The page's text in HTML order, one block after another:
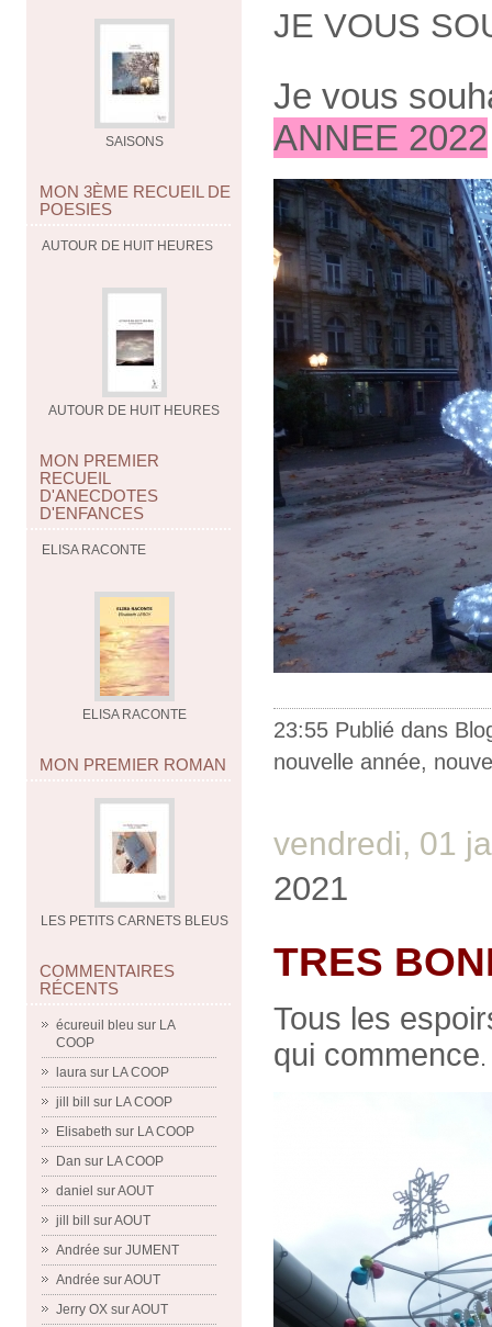
SAISONS
MON 3ÈME RECUEIL DE
POESIES
AUTOUR DE HUIT HEURES
AUTOUR DE HUIT HEURES
MON PREMIER
RECUEIL
D'ANECDOTES
D'ENFANCES
ELISA RACONTE
ELISA RACONTE
MON PREMIER ROMAN
LES PETITS CARNETS BLEUS
COMMENTAIRES
RÉCENTS
écureuil bleu sur LA
COOP
laura sur LA COOP
jill bill
sur LA COOP
Elisabeth sur LA COOP
Dan sur LA COOP
daniel surAOUT
jill bill
surAOUT
Andrée sur JUMENT
Andrée surAOUT
Jerry OX surAOUT
JE VOUS
Je vous
ANNEE 2022
23:55 Publié dans
nouvelle année,
vendredi, 01
2021
TRES
Tous les
qui commence.